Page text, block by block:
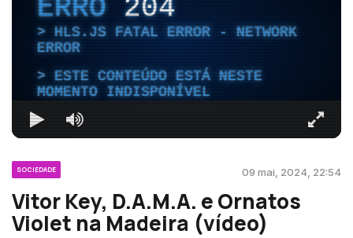
ERRO204
HLS.JS FATAL ERROR - NETWORK
ERROR
ESTE CONTEÚDO ESTÁ NESTE
MOMENTO INDISPONÍVEL
SOCIEDADE 09 mai, 2024, 22:54
Vitor Key, D.A.M.A. e Ornatos
Violet na Madeira (vídeo)